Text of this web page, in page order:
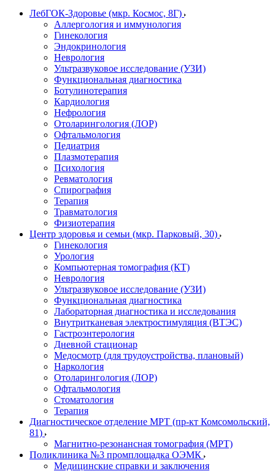
ЛебГОК-Здоровье (мкр. Космос, 8Г)
Аллергология и иммунология
Гинекология
Эндокринология
Неврология
Ультразвуковое исследование (УЗИ)
Функциональная диагностика
Ботулинотерапия
Кардиология
Нефрология
Отоларингология (ЛОР)
Офтальмология
Педиатрия
Плазмотерапия
Психология
Ревматология
Спирография
Терапия
Травматология
Физиотерапия
Центр здоровья и семьи (мкр. Парковый, 30)
Гинекология
Урология
Компьютерная томография (КТ)
Неврология
Ультразвуковое исследование (УЗИ)
Функциональная диагностика
Лабораторная диагностика и исследования
Внутритканевая электростимуляция (ВТЭС)
Гастроэнтерология
Дневной стационар
Медосмотр (для трудоустройства, плановый)
Наркология
Отоларингология (ЛОР)
Офтальмология
Стоматология
Терапия
Диагностическое отделение МРТ (пр-кт Комсомольский,
81)
Магнитно-резонансная томография (МРТ)
Поликлиника №3 промплощадка ОЭМК
Медицинские справки и заключения